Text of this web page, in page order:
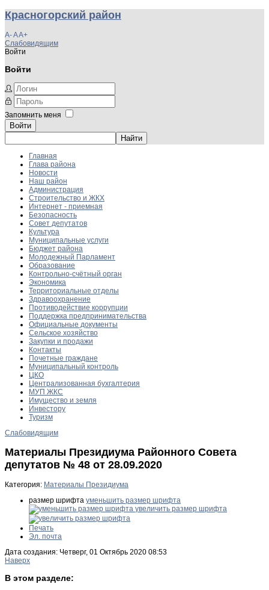
Красногорский район
A-AA+
Слабовидящим
Войти
Войти
Запомнить меня
Войти
Главная
Глава района
Новости
Наш район
Администрация
Строительство и ЖКХ
Интернет - приемная
Безопасность
Совет депутатов
Культура
Муниципальные услуги
Бюджет района
Молодежный Парламент
Образование
Контрольно-счётный орган
Экономика
Территориальные отделы
Здравоохранение
Противодействие коррупции
Поддержка предпринимательства
Официальные документы
Сельское хозяйство
Закупки и продажи
Контакты
Почетные граждане
Муниципальный контроль
ЦКО
Централизованная бухгалтерия
МУП ЖКС
Имущество и земля
Инвестору
Туризм
Слабовидящим
Материалы Президиума Районного Совета
депутатов № 48 от 28.09.2020
Категория: Материалы Президиума
размер шрифта уменьшить размер шрифта
увеличить размер шрифта
Печать
Эл. почта
Дата создания: Четверг, 01 Октябрь 2020 08:53
Наверх
В этом разделе: